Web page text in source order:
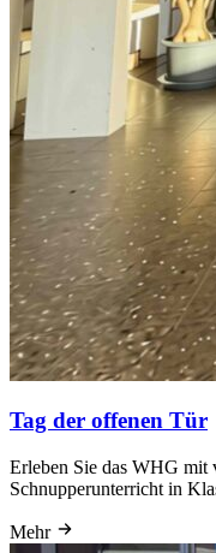
Tag der offenen Tür
Erleben Sie das WHG mit
Schnupperunterricht in
Mehr